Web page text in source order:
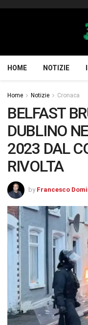
HOME NOTIZIE
Home Notizie Cronaca
BELFAST
DUBLINO
2023 DAL
RIVOLTA
by Francesco